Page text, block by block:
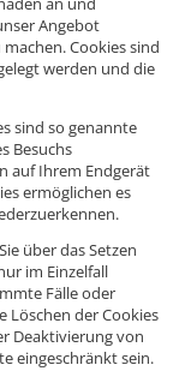
Angebot
Cookies sind
werden und die
sind so genannte
Besuchs
auf Ihrem Endgerät
ermöglichen es
über das Setzen
im Einzelfall
Fälle oder
Löschen der Cookies
Deaktivierung von
eingeschränkt sein.